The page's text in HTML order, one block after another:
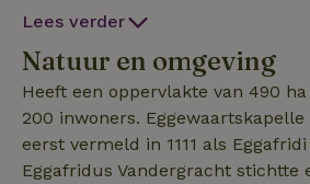
'ALL-IN'- formule: gedekte bedden, handdoeken,
bodylotion, gebruik van
Lees verder
Natuur en omgeving
Heeft een oppervlakte van 490
200 inwoners.
eerst vermeld in 1111 als
Eggafridus Vandergracht stichtte